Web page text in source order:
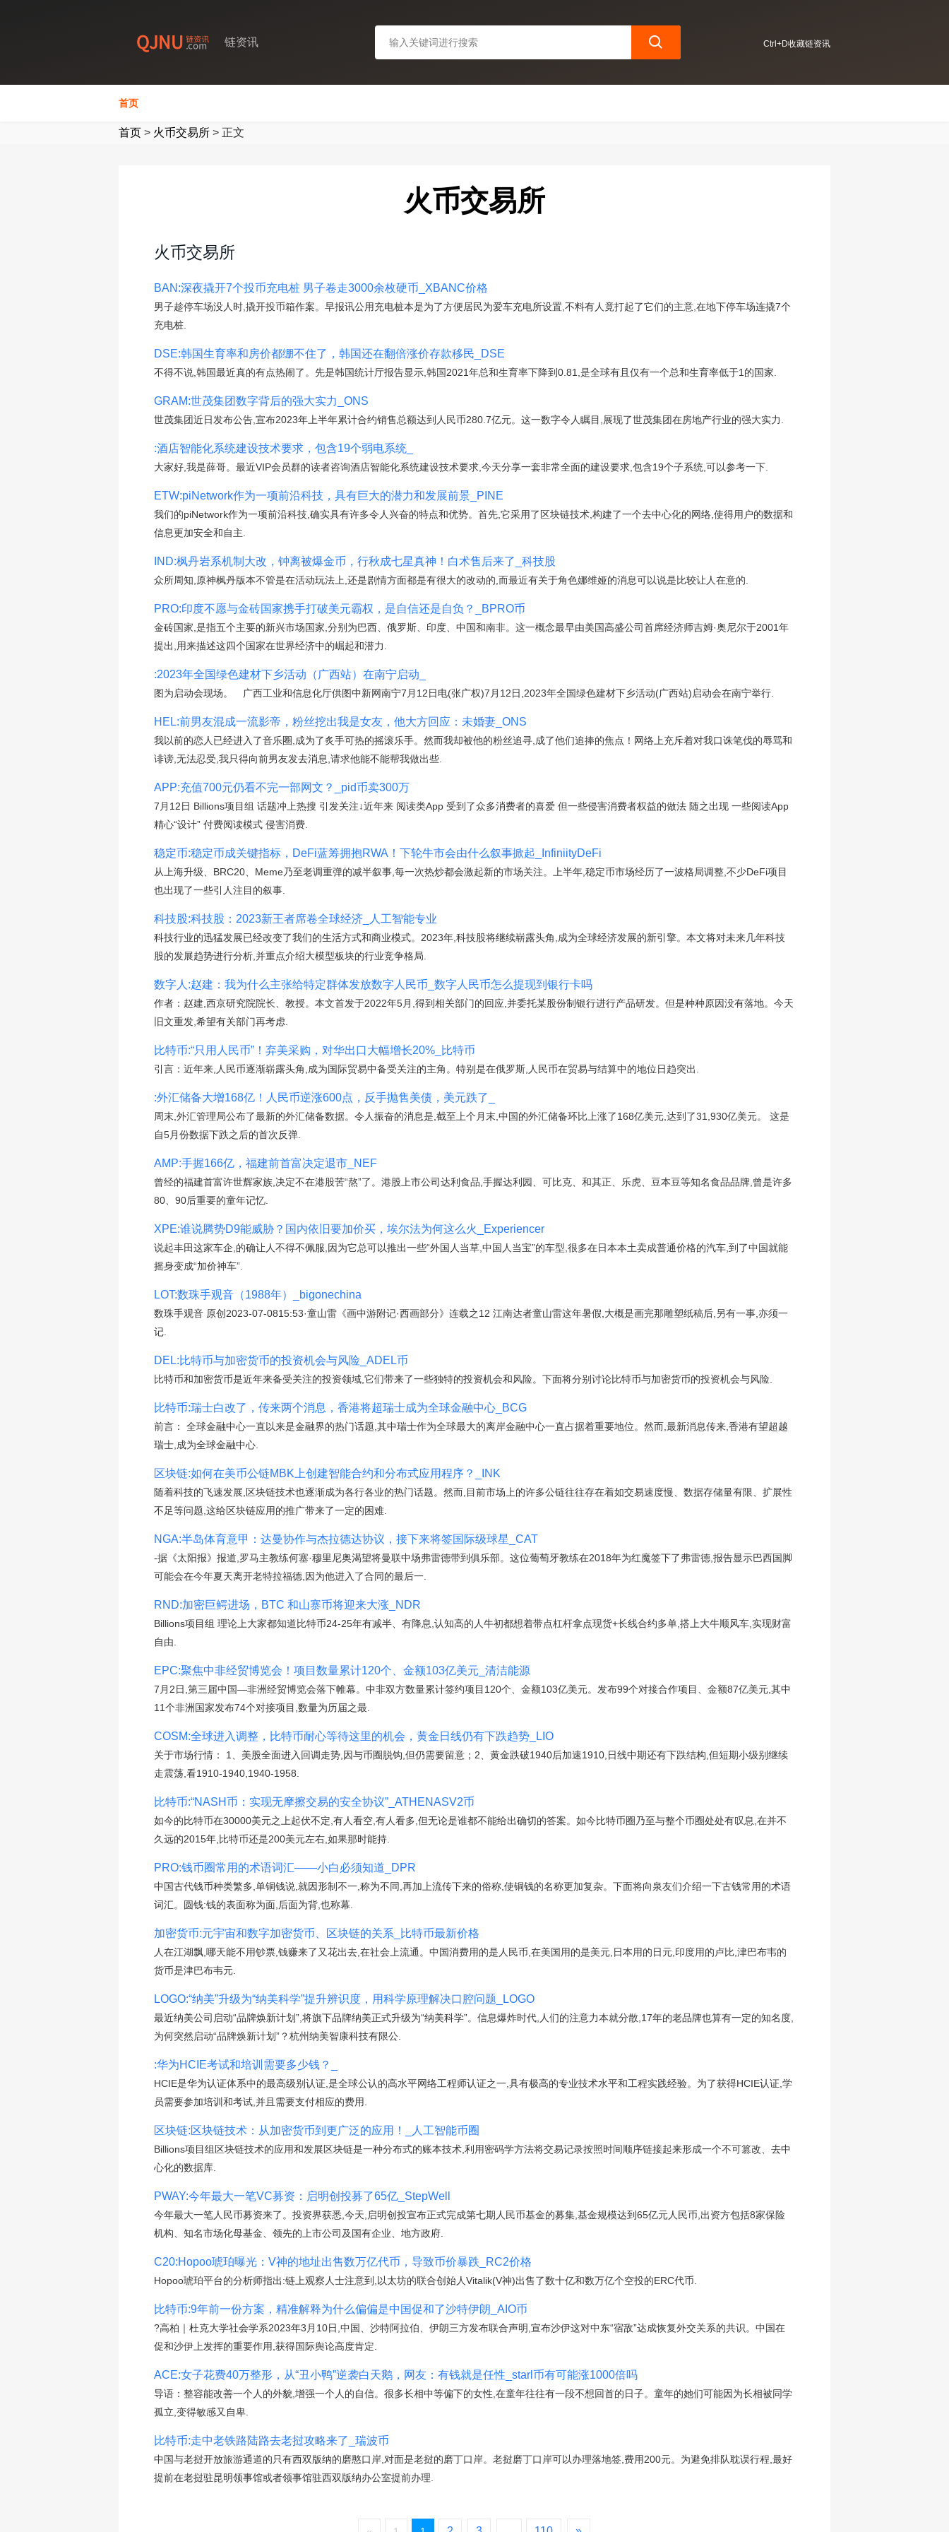
链资讯 Ctrl+D收藏链资讯
首页
首页 > 火币交易所 > 正文
火币交易所
火币交易所
BAN:深夜撬开7个投币充电桩 男子卷走3000余枚硬币_XBANC价格
男子趁停车场没人时,撬开投币箱作案。早报讯公用充电桩本是为了方便居民为爱车充电所设置,不料有人竟打起了它们的主意,在地下停车场连撬7个
充电桩.
DSE:韩国生育率和房价都绷不住了，韩国还在翻倍涨价存款移民_DSE
不得不说,韩国最近真的有点热闹了。先是韩国统计厅报告显示,韩国2021年总和生育率下降到0.81,是全球有且仅有一个总和生育率低于1的国家.
GRAM:世茂集团数字背后的强大实力_ONS
世茂集团近日发布公告,宣布2023年上半年累计合约销售总额达到人民币280.7亿元。这一数字令人瞩目,展现了世茂集团在房地产行业的强大实力.
:酒店智能化系统建设技术要求，包含19个弱电系统_
大家好,我是薛哥。最近VIP会员群的读者咨询酒店智能化系统建设技术要求,今天分享一套非常全面的建设要求,包含19个子系统,可以参考一下.
ETW:piNetwork作为一项前沿科技，具有巨大的潜力和发展前景_PINE
我们的piNetwork作为一项前沿科技,确实具有许多令人兴奋的特点和优势。首先,它采用了区块链技术,构建了一个去中心化的网络,使得用户的数据和
信息更加安全和自主.
IND:枫丹岩系机制大改，钟离被爆金币，行秋成七星真神！白术售后来了_科技股
众所周知,原神枫丹版本不管是在活动玩法上,还是剧情方面都是有很大的改动的,而最近有关于角色娜维娅的消息可以说是比较让人在意的.
PRO:印度不愿与金砖国家携手打破美元霸权，是自信还是自负？_BPRO币
金砖国家,是指五个主要的新兴市场国家,分别为巴西、俄罗斯、印度、中国和南非。这一概念最早由美国高盛公司首席经济师吉姆·奥尼尔于2001年
提出,用来描述这四个国家在世界经济中的崛起和潜力.
:2023年全国绿色建材下乡活动（广西站）在南宁启动_
图为启动会现场。 广西工业和信息化厅供图中新网南宁7月12日电(张广权)7月12日,2023年全国绿色建材下乡活动(广西站)启动会在南宁举行.
HEL:前男友混成一流影帝，粉丝挖出我是女友，他大方回应：未婚妻_ONS
我以前的恋人已经进入了音乐圈,成为了炙手可热的摇滚乐手。然而我却被他的粉丝追寻,成了他们追捧的焦点！网络上充斥着对我口诛笔伐的辱骂和
诽谤,无法忍受,我只得向前男友发去消息,请求他能不能帮我做出些.
APP:充值700元仍看不完一部网文？_pid币卖300万
7月12日 Billions项目组 话题冲上热搜 引发关注↓近年来 阅读类App 受到了众多消费者的喜爱 但一些侵害消费者权益的做法 随之出现 一些阅读App
精心“设计” 付费阅读模式 侵害消费.
稳定币:稳定币成关键指标，DeFi蓝筹拥抱RWA！下轮牛市会由什么叙事掀起_InfiniityDeFi
从上海升级、BRC20、Meme乃至老调重弹的减半叙事,每一次热炒都会激起新的市场关注。上半年,稳定币市场经历了一波格局调整,不少DeFi项目
也出现了一些引人注目的叙事.
科技股:科技股：2023新王者席卷全球经济_人工智能专业
科技行业的迅猛发展已经改变了我们的生活方式和商业模式。2023年,科技股将继续崭露头角,成为全球经济发展的新引擎。本文将对未来几年科技
股的发展趋势进行分析,并重点介绍大模型板块的行业竞争格局.
数字人:赵建：我为什么主张给特定群体发放数字人民币_数字人民币怎么提现到银行卡吗
作者：赵建,西京研究院院长、教授。本文首发于2022年5月,得到相关部门的回应,并委托某股份制银行进行产品研发。但是种种原因没有落地。今天
旧文重发,希望有关部门再考虑.
比特币:“只用人民币”！弃美采购，对华出口大幅增长20%_比特币
引言：近年来,人民币逐渐崭露头角,成为国际贸易中备受关注的主角。特别是在俄罗斯,人民币在贸易与结算中的地位日趋突出.
:外汇储备大增168亿！人民币逆涨600点，反手抛售美债，美元跌了_
周末,外汇管理局公布了最新的外汇储备数据。令人振奋的消息是,截至上个月末,中国的外汇储备环比上涨了168亿美元,达到了31,930亿美元。 这是
自5月份数据下跌之后的首次反弹.
AMP:手握166亿，福建前首富决定退市_NEF
曾经的福建首富许世辉家族,决定不在港股苦“熬”了。港股上市公司达利食品,手握达利园、可比克、和其正、乐虎、豆本豆等知名食品品牌,曾是许多
80、90后重要的童年记忆.
XPE:谁说腾势D9能威胁？国内依旧要加价买，埃尔法为何这么火_Experiencer
说起丰田这家车企,的确让人不得不佩服,因为它总可以推出一些“外国人当草,中国人当宝”的车型,很多在日本本土卖成普通价格的汽车,到了中国就能
摇身变成“加价神车”.
LOT:数珠手观音（1988年）_bigonechina
数珠手观音 原创2023-07-0815:53·童山雷《画中游附记·西画部分》连载之12 江南达者童山雷这年暑假,大概是画完那雕塑纸稿后,另有一事,亦须一
记.
DEL:比特币与加密货币的投资机会与风险_ADEL币
比特币和加密货币是近年来备受关注的投资领域,它们带来了一些独特的投资机会和风险。下面将分别讨论比特币与加密货币的投资机会与风险.
比特币:瑞士白改了，传来两个消息，香港将超瑞士成为全球金融中心_BCG
前言： 全球金融中心一直以来是金融界的热门话题,其中瑞士作为全球最大的离岸金融中心一直占据着重要地位。然而,最新消息传来,香港有望超越
瑞士,成为全球金融中心.
区块链:如何在美币公链MBK上创建智能合约和分布式应用程序？_INK
随着科技的飞速发展,区块链技术也逐渐成为各行各业的热门话题。然而,目前市场上的许多公链往往存在着如交易速度慢、数据存储量有限、扩展性
不足等问题,这给区块链应用的推广带来了一定的困难.
NGA:半岛体育意甲：达曼协作与杰拉德达协议，接下来将签国际级球星_CAT
-据《太阳报》报道,罗马主教练何塞·穆里尼奥渴望将曼联中场弗雷德带到俱乐部。这位葡萄牙教练在2018年为红魔签下了弗雷德,报告显示巴西国脚
可能会在今年夏天离开老特拉福德,因为他进入了合同的最后一.
RND:加密巨鳄进场，BTC 和山寨币将迎来大涨_NDR
Billions项目组 理论上大家都知道比特币24-25年有减半、有降息,认知高的人牛初都想着带点杠杆拿点现货+长线合约多单,搭上大牛顺风车,实现财富
自由.
EPC:聚焦中非经贸博览会！项目数量累计120个、金额103亿美元_清洁能源
7月2日,第三届中国—非洲经贸博览会落下帷幕。中非双方数量累计签约项目120个、金额103亿美元。发布99个对接合作项目、金额87亿美元,其中
11个非洲国家发布74个对接项目,数量为历届之最.
COSM:全球进入调整，比特币耐心等待这里的机会，黄金日线仍有下跌趋势_LIO
关于市场行情： 1、美股全面进入回调走势,因与币圈脱钩,但仍需要留意；2、黄金跌破1940后加速1910,日线中期还有下跌结构,但短期小级别继续
走震荡,看1910-1940,1940-1958.
比特币:“NASH币：实现无摩擦交易的安全协议”_ATHENASV2币
如今的比特币在30000美元之上起伏不定,有人看空,有人看多,但无论是谁都不能给出确切的答案。如今比特币圈乃至与整个币圈处处有叹息,在并不
久远的2015年,比特币还是200美元左右,如果那时能持.
PRO:钱币圈常用的术语词汇——小白必须知道_DPR
中国古代钱币种类繁多,单铜钱说,就因形制不一,称为不同,再加上流传下来的俗称,使铜钱的名称更加复杂。下面将向泉友们介绍一下古钱常用的术语
词汇。圆钱:钱的表面称为面,后面为背,也称幕.
加密货币:元宇宙和数字加密货币、区块链的关系_比特币最新价格
人在江湖飘,哪天能不用钞票,钱赚来了又花出去,在社会上流通。中国消费用的是人民币,在美国用的是美元,日本用的日元,印度用的卢比,津巴布韦的
货币是津巴布韦元.
LOGO:“纳美”升级为“纳美科学”提升辨识度，用科学原理解决口腔问题_LOGO
最近纳美公司启动“品牌焕新计划”,将旗下品牌纳美正式升级为“纳美科学”。信息爆炸时代,人们的注意力本就分散,17年的老品牌也算有一定的知名度,
为何突然启动“品牌焕新计划”？杭州纳美智康科技有限公.
:华为HCIE考试和培训需要多少钱？_
HCIE是华为认证体系中的最高级别认证,是全球公认的高水平网络工程师认证之一,具有极高的专业技术水平和工程实践经验。为了获得HCIE认证,学
员需要参加培训和考试,并且需要支付相应的费用.
区块链:区块链技术：从加密货币到更广泛的应用！_人工智能币圈
Billions项目组区块链技术的应用和发展区块链是一种分布式的账本技术,利用密码学方法将交易记录按照时间顺序链接起来形成一个不可篡改、去中
心化的数据库.
PWAY:今年最大一笔VC募资：启明创投募了65亿_StepWell
今年最大一笔人民币募资来了。投资界获悉,今天,启明创投宣布正式完成第七期人民币基金的募集,基金规模达到65亿元人民币,出资方包括8家保险
机构、知名市场化母基金、领先的上市公司及国有企业、地方政府.
C20:Hopoo琥珀曝光：V神的地址出售数万亿代币，导致币价暴跌_RC2价格
Hopoo琥珀平台的分析师指出:链上观察人士注意到,以太坊的联合创始人Vitalik(V神)出售了数十亿和数万亿个空投的ERC代币.
比特币:9年前一份方案，精准解释为什么偏偏是中国促和了沙特伊朗_AIO币
?高柏｜杜克大学社会学系2023年3月10日,中国、沙特阿拉伯、伊朗三方发布联合声明,宣布沙伊这对中东“宿敌”达成恢复外交关系的共识。中国在
促和沙伊上发挥的重要作用,获得国际舆论高度肯定.
ACE:女子花费40万整形，从“丑小鸭”逆袭白天鹅，网友：有钱就是任性_starl币有可能涨1000倍吗
导语：整容能改善一个人的外貌,增强一个人的自信。很多长相中等偏下的女性,在童年往往有一段不想回首的日子。童年的她们可能因为长相被同学
孤立,变得敏感又自卑.
比特币:走中老铁路陆路去老挝攻略来了_瑞波币
中国与老挝开放旅游通道的只有西双版纳的磨憨口岸,对面是老挝的磨丁口岸。老挝磨丁口岸可以办理落地签,费用200元。为避免排队耽误行程,最好
提前在老挝驻昆明领事馆或者领事馆驻西双版纳办公室提前办理.